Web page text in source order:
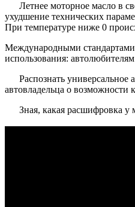
Летнее моторное масло в
ухудшение технических
При температуре ниже 0
Международными стандартами
использования:
Распознать
автовладельца о возможности
Зная, какая расшифровка у